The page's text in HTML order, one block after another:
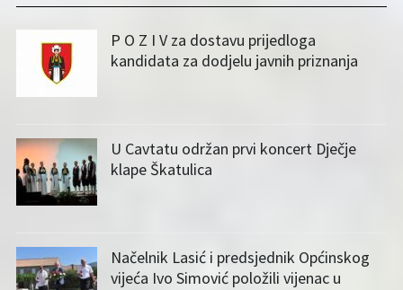
P O Z I V za dostavu prijedloga
kandidata za dodjelu javnih priznanja
U Cavtatu održan prvi koncert Dječje
klape Škatulica
Načelnik Lasić i predsjednik Općinskog
vijeća Ivo Simović položili vijenac u